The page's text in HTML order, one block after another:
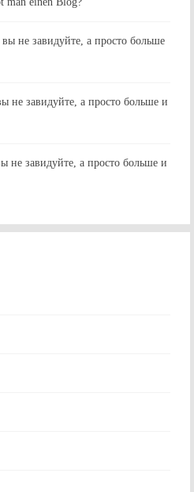
не завидуйте, а просто больше
не завидуйте, а просто больше и
не завидуйте, а просто больше и